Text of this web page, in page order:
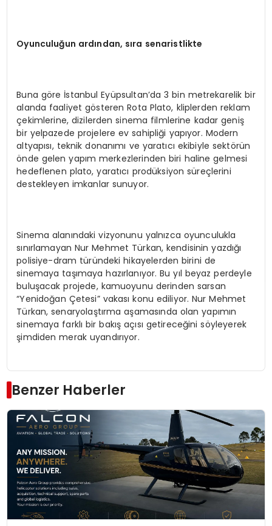
Oyunculuğun ardından, sıra senaristlikte
Buna göre İstanbul Eyüpsultan’da 3 bin metrekarelik bir
alanda faaliyet gösteren Rota Plato, kliplerden reklam
çekimlerine, dizilerden sinema filmlerine kadar geniş
bir yelpazede projelere ev sahipliği yapıyor. Modern
altyapısı, teknik donanımı ve yaratıcı ekibiyle sektörün
önde gelen yapım merkezlerinden biri haline gelmesi
hedeflenen plato, yaratıcı prodüksiyon süreçlerini
destekleyen imkanlar sunuyor.
Sinema alanındaki vizyonunu yalnızca oyunculukla
sınırlamayan Nur Mehmet Türkan, kendisinin yazdığı
polisiye-dram türündeki hikayelerden birini de
sinemaya taşımaya hazırlanıyor. Bu yıl beyaz perdeyle
buluşacak projede, kamuoyunu derinden sarsan
“Yenidoğan Çetesi” vakası konu ediliyor. Nur Mehmet
Türkan, senaryolaştırma aşamasında olan yapımın
sinemaya farklı bir bakış açısı getireceğini söyleyerek
şimdiden merak uyandırıyor.
Benzer Haberler